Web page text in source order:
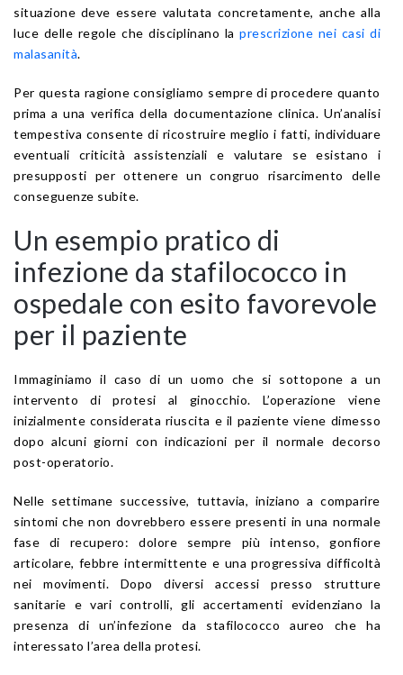
situazione deve essere valutata concretamente, anche alla
luce delle regole che disciplinano la prescrizione nei casi di
malasanità.
Per questa ragione consigliamo sempre di procedere quanto
prima a una verifica della documentazione clinica. Un’analisi
tempestiva consente di ricostruire meglio i fatti, individuare
eventuali criticità assistenziali e valutare se esistano i
presupposti per ottenere un congruo risarcimento delle
conseguenze subite.
Un esempio pratico di
infezione da stafilococco in
ospedale con esito favorevole
per il paziente
Immaginiamo il caso di un uomo che si sottopone a un
intervento di protesi al ginocchio. L’operazione viene
inizialmente considerata riuscita e il paziente viene dimesso
dopo alcuni giorni con indicazioni per il normale decorso
post-operatorio.
Nelle settimane successive, tuttavia, iniziano a comparire
sintomi che non dovrebbero essere presenti in una normale
fase di recupero: dolore sempre più intenso, gonfiore
articolare, febbre intermittente e una progressiva difficoltà
nei movimenti. Dopo diversi accessi presso strutture
sanitarie e vari controlli, gli accertamenti evidenziano la
presenza di un’infezione da stafilococco aureo che ha
interessato l’area della protesi.